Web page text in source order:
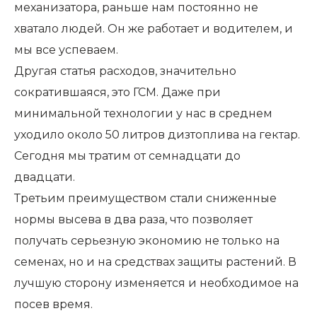
механизатора, раньше нам постоянно не
хватало людей. Он же работает и водителем, и
мы все успеваем.
Другая статья расходов, значительно
сократившаяся, это ГСМ. Даже при
минимальной технологии у нас в среднем
уходило около 50 литров дизтоплива на гектар.
Сегодня мы тратим от семнадцати до
двадцати.
Третьим преимуществом стали сниженные
нормы высева в два раза, что позволяет
получать серьезную экономию не только на
семенах, но и на средствах защиты растений. В
лучшую сторону изменяется и необходимое на
посев время.